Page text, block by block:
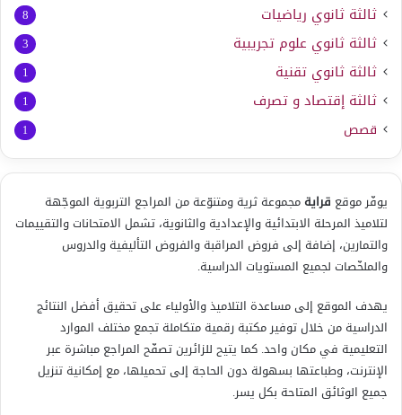
ثالثة ثانوي رياضيات 8
ثالثة ثانوي علوم تجريبية 3
ثالثة ثانوي تقنية 1
ثالثة إقتصاد و تصرف 1
قصص 1
يوفّر موقع قرايةمجموعة ثرية ومتنوّعة من المراجع التربوية الموجّهة
لتلاميذ المرحلة الابتدائية والإعدادية والثانوية، تشمل الامتحانات والتقييمات
والتمارين، إضافة إلى فروض المراقبة والفروض التأليفية والدروس
والملخّصات لجميع المستويات الدراسية.
يهدف الموقع إلى مساعدة التلاميذ والأولياء على تحقيق أفضل النتائج
الدراسية من خلال توفير مكتبة رقمية متكاملة تجمع مختلف الموارد
التعليمية في مكان واحد. كما يتيح للزائرين تصفّح المراجع مباشرة عبر
الإنترنت، وطباعتها بسهولة دون الحاجة إلى تحميلها، مع إمكانية تنزيل
جميع الوثائق المتاحة بكل يسر.